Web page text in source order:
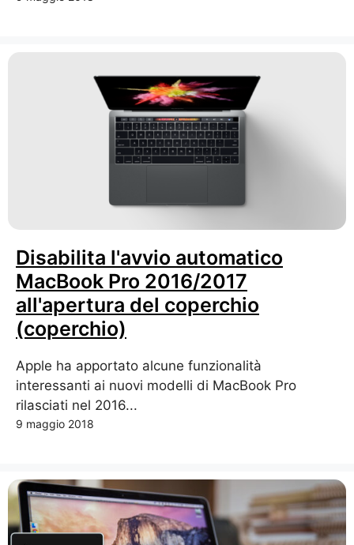
Disabilita l'avvio automatico
MacBook Pro 2016/2017
all'apertura del coperchio
(coperchio)
Apple ha apportato alcune funzionalità
interessanti ai nuovi modelli di MacBook Pro
rilasciati nel 2016...
9 maggio 2018